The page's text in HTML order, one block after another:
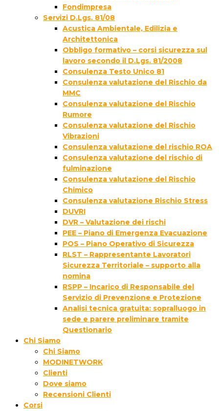
Fondimpresa
Servizi D.Lgs. 81/08
Acustica Ambientale, Edilizia e
Architettonica
Obbligo formativo – corsi sicurezza sul
lavoro secondo il D.Lgs. 81/2008
Consulenza Testo Unico 81
Consulenza valutazione del Rischio da
MMC
Consulenza valutazione del Rischio
Rumore
Consulenza valutazione del Rischio
Vibrazioni
Consulenza valutazione del rischio ROA
Consulenza valutazione del rischio di
fulminazione
Consulenza valutazione del Rischio
Chimico
Consulenza valutazione Rischio Stress
DUVRI
DVR – Valutazione dei rischi
PEE – Piano di Emergenza Evacuazione
POS – Piano Operativo di Sicurezza
RLST – Rappresentante Lavoratori
Sicurezza Territoriale – supporto alla
nomina
RSPP – Incarico di Responsabile del
Servizio di Prevenzione e Protezione
Analisi tecnica gratuita: sopralluogo in
sede e parere preliminare tramite
Questionario
Chi Siamo
Chi Siamo
MODINETWORK
Clienti
Dove siamo
Recensioni Clienti
Corsi